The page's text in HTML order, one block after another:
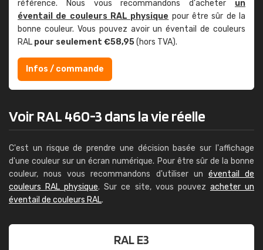
référence. Nous vous recommandons d'acheter un
éventail de couleurs RAL physique pour être sûr de la
bonne couleur. Vous pouvez avoir un éventail de couleurs
RAL pour seulement €58,95(hors TVA).
Infos / commande
Voir RAL 460-3 dans la vie réelle
C'est un risque de prendre une décision basée sur l'affichage
d'une couleur sur un écran numérique. Pour être sûr de la bonne
couleur, nous vous recommandons d'utiliser un éventail de
couleurs RAL physique. Sur ce site, vous pouvez acheter un
éventail de couleurs RAL.
RAL E3